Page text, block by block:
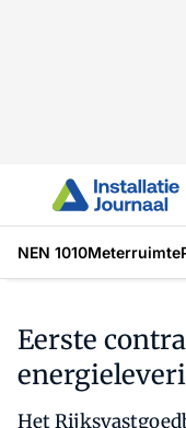
NEN 1010Meterruimte
Eerste
Het